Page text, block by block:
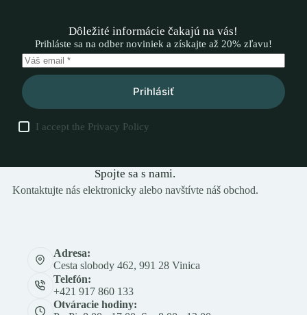
Dôležité informácie čakajú na vás!
Prihláste sa na odber noviniek a získajte až 20% zľavu!
Prihlásiť
I accept the Privacy Policy
Spojte sa s nami.
Kontaktujte nás elektronicky alebo navštívte náš obchod.
Adresa:
Cesta slobody 462, 991 28 Vinica
Telefón:
+421 917 860 133
Otváracie hodiny: